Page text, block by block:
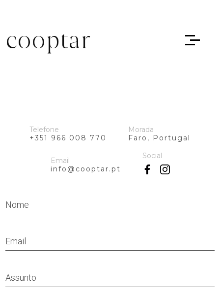
cooptar
Telefone
+351 966 008 770
Morada
Faro, Portugal
Email
info@cooptar.pt
Social